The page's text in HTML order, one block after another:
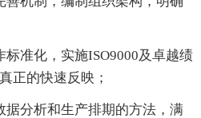
准化，实施ISO9000及卓越绩
正的快速反映；
分析和生产排期的方法，满